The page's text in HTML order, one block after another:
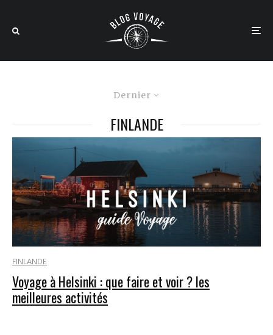
Dernier
FINLANDE
FINLANDE
Voyage à Helsinki : que faire et voir ? les
meilleures activités